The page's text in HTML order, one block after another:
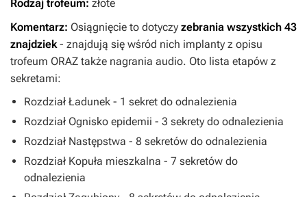
Rodzaj trofeum: złote
Komentarz: Osiągnięcie to dotyczy zebrania wszystkich 43
znajdziek - znajdują się wśród nich implanty z opisu
trofeum ORAZ także nagrania audio. Oto lista etapów z
sekretami:
Rozdział Ładunek - 1 sekret do odnalezienia
Rozdział Ognisko epidemii - 3 sekrety do odnalezienia
Rozdział Następstwa - 8 sekretów do odnalezienia
Rozdział Kopuła mieszkalna - 7 sekretów do
odnalezienia